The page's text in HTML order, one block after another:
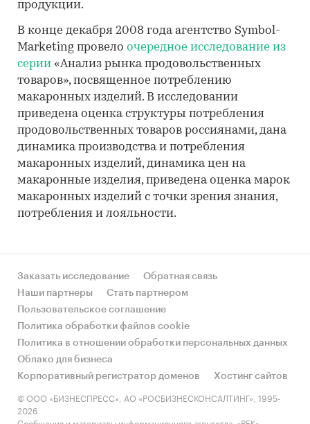
продукции.
В конце декабря 2008 года агентство Symbol-
Marketing провело очередное исследование из
серии «Анализ рынка продовольственных
товаров», посвященное потреблению
макаронных изделий. В исследовании
приведена оценка структуры потребления
продовольственных товаров россиянами, дана
динамика производства и потребления
макаронных изделий, динамика цен на
макаронные изделия, приведена оценка марок
макаронных изделий с точки зрения знания,
потребления и лояльности.
Заказать исследование
Обратная связь
Наши партнеры
Стать партнером
Пользовательское соглашение
Политика обработки файлов cookie
Политика в отношении обработки персональных данных
Облако для бизнеса
Корпоративный регистратор доменов
Хостинг сайтов
© ООО «БИЗНЕСПРЕСС», АО «РОСБИЗНЕСКОНСАЛТИНГ», 1995-
2026.